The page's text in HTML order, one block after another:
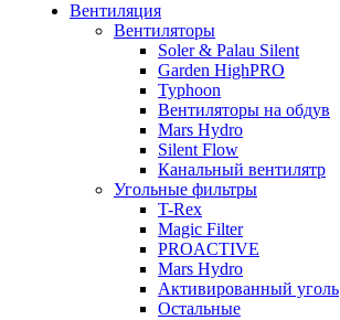
Вентиляция
Вентиляторы
Soler & Palau Silent
Garden HighPRO
Typhoon
Вентиляторы на обдув
Mars Hydro
Silent Flow
Канальный вентилятр
Угольные фильтры
T-Rex
Magic Filter
PROACTIVE
Mars Hydro
Активированный уголь
Остальные